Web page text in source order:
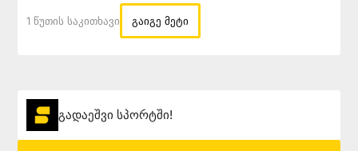
1 Წუთის Საკითხავი გაიგე მეტი
გადაეშვი სპორტში!